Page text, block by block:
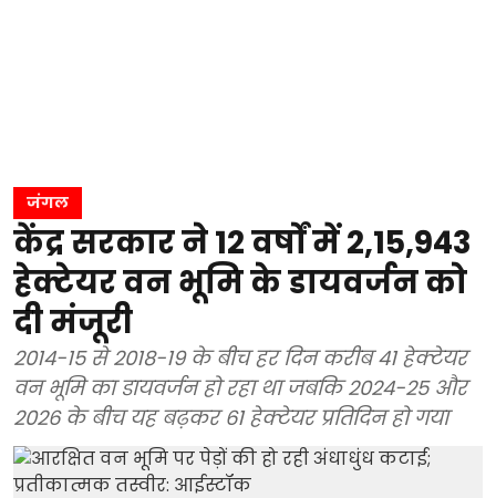
जंगल
केंद्र सरकार ने 12 वर्षों में 2,15,943
हेक्टेयर वन भूमि के डायवर्जन को
दी मंजूरी
2014-15 से 2018-19 के बीच हर दिन करीब 41 हेक्टेयर
वन भूमि का डायवर्जन हो रहा था जबकि 2024-25 और
2026 के बीच यह बढ़कर 61 हेक्टेयर प्रतिदिन हो गया